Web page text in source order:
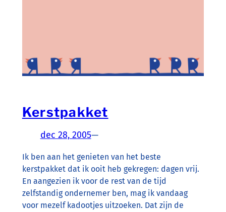
Kerstpakket
dec 28, 2005—
Ik ben aan het genieten van het beste
kerstpakket dat ik ooit heb gekregen: dagen vrij.
En aangezien ik voor de rest van de tijd
zelfstandig ondernemer ben, mag ik vandaag
voor mezelf kadootjes uitzoeken. Dat zijn de